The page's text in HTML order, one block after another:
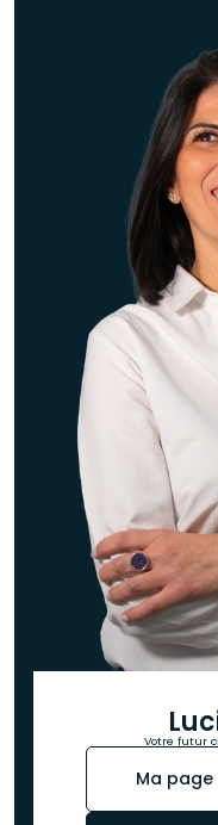
Votre futur
Ma page